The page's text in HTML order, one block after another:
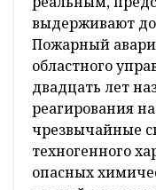
выдерживают
Пожарный
областного
двадцать лет
реагирования
чрезвычайные
техногенного
опасных